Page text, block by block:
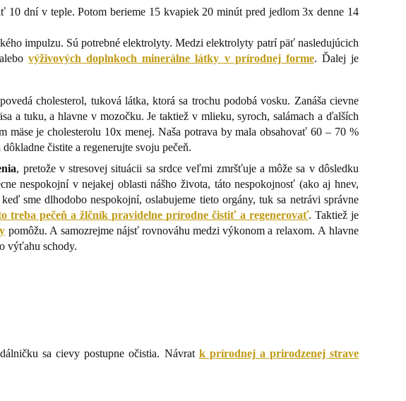
10 dní v teple. Potom berieme 15 kvapiek 20 minút pred jedlom 3x denne 14
impulzu. Sú potrebné elektrolyty. Medzi elektrolyty patrí päť nasledujúcich
výživových doplnkoch minerálne látky v prírodnej forme. Ďalej je
cholesterol, tuková látka, ktorá sa trochu podobá vosku. Zanáša cievne
a tuku, a hlavne v mozočku. Je taktiež v mlieku, syroch, salámach a ďalších
je cholesterolu 10x menej. Naša potrava by mala obsahovať 60 – 70 %
čistite a regenerujte svoju pečeň.
, pretože v stresovej situácii sa srdce veľmi zmršťuje a môže sa v dôsledku
nespokojní v nejakej oblasti nášho života, táto nespokojnosť (ako aj hnev,
sme dlhodobo nespokojní, oslabujeme tieto orgány, tuk sa netrávi správne
treba pečeň a žlčník pravidelne prírodne čistiť a regenerovať. Taktiež je
pomôžu. A samozrejme nájsť rovnováhu medzi výkonom a relaxom. A hlavne
výťahu schody.
sa cievy postupne očistia. Návrat k prírodnej a prirodzenej strave